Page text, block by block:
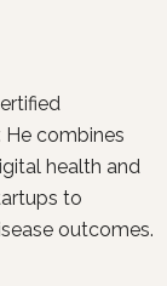
He combines
health and
to
outcomes.